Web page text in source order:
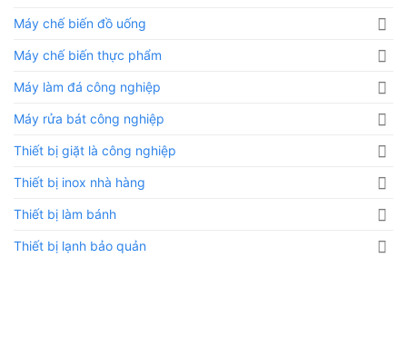
Máy chế biến đồ uống
Máy chế biến thực phẩm
Máy làm đá công nghiệp
Máy rửa bát công nghiệp
Thiết bị giặt là công nghiệp
Thiết bị inox nhà hàng
Thiết bị làm bánh
Thiết bị lạnh bảo quản